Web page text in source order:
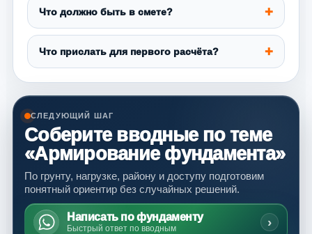
Что должно быть в смете?
Что прислать для первого расчёта?
СЛЕДУЮЩИЙ ШАГ
Соберите вводные по теме
«Армирование фундамента»
По грунту, нагрузке, району и доступу подготовим
понятный ориентир без случайных решений.
Написать по фундаменту
Быстрый ответ по вводным ›